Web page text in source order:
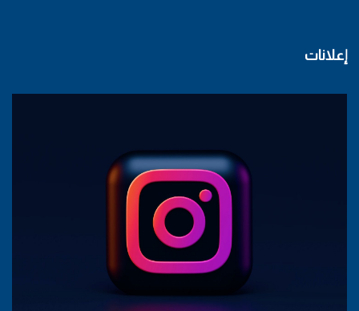
إعلانات